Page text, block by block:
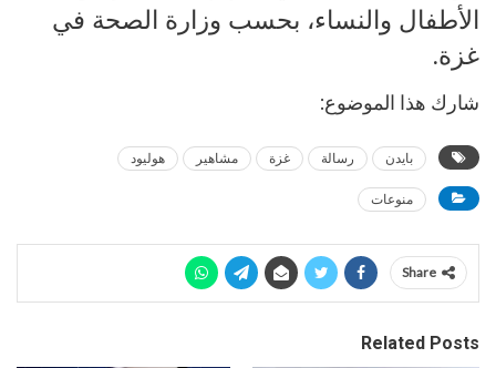
الأطفال والنساء، بحسب وزارة الصحة في
غزة.
شارك هذا الموضوع:
بايدن رسالة غزة مشاهير هوليود
منوعات
Share
Related Posts